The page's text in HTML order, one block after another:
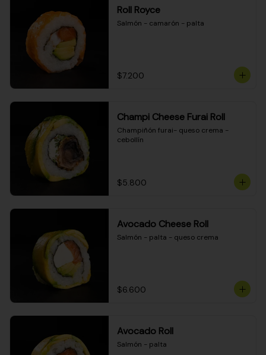
Roll Royce
Salmón - camarón - palta
$7.200
Champi Cheese Furai Roll
Champiñón furai- queso crema -
cebollín
$5.800
Avocado Cheese Roll
Salmón - palta - queso crema
$6.600
Avocado Roll
Salmón - palta